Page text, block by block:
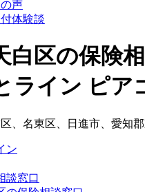
声
体験談
白区の保険
ライン ピア
、名東区、日進市、愛知
ン
談窓口